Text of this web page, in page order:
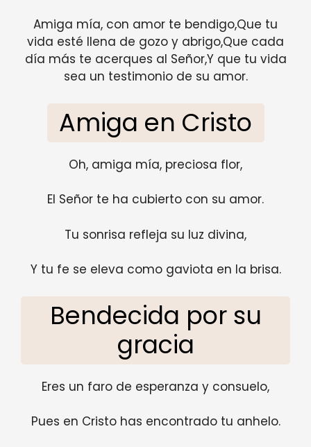
Amiga mía, con amor te bendigo,Que tu
vida esté llena de gozo y abrigo,Que cada
día más te acerques al Señor,Y que tu vida
sea un testimonio de su amor.
Amiga en Cristo
Oh, amiga mía, preciosa flor,
El Señor te ha cubierto con su amor.
Tu sonrisa refleja su luz divina,
Y tu fe se eleva como gaviota en la brisa.
Bendecida por su
gracia
Eres un faro de esperanza y consuelo,
Pues en Cristo has encontrado tu anhelo.